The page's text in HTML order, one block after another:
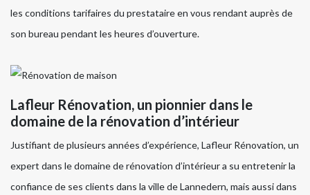
les conditions tarifaires du prestataire en vous rendant auprès de
son bureau pendant les heures d’ouverture.
Lafleur Rénovation, un pionnier dans le
domaine de la rénovation d’intérieur
Justifiant de plusieurs années d’expérience, Lafleur Rénovation, un
expert dans le domaine de rénovation d’intérieur a su entretenir la
confiance de ses clients dans la ville de Lannedern, mais aussi dans